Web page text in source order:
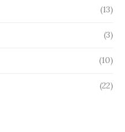
(13)
(3)
(10)
(22)